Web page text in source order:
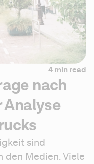
4 min read
nach
Analyse
sind
den Medien. Viele